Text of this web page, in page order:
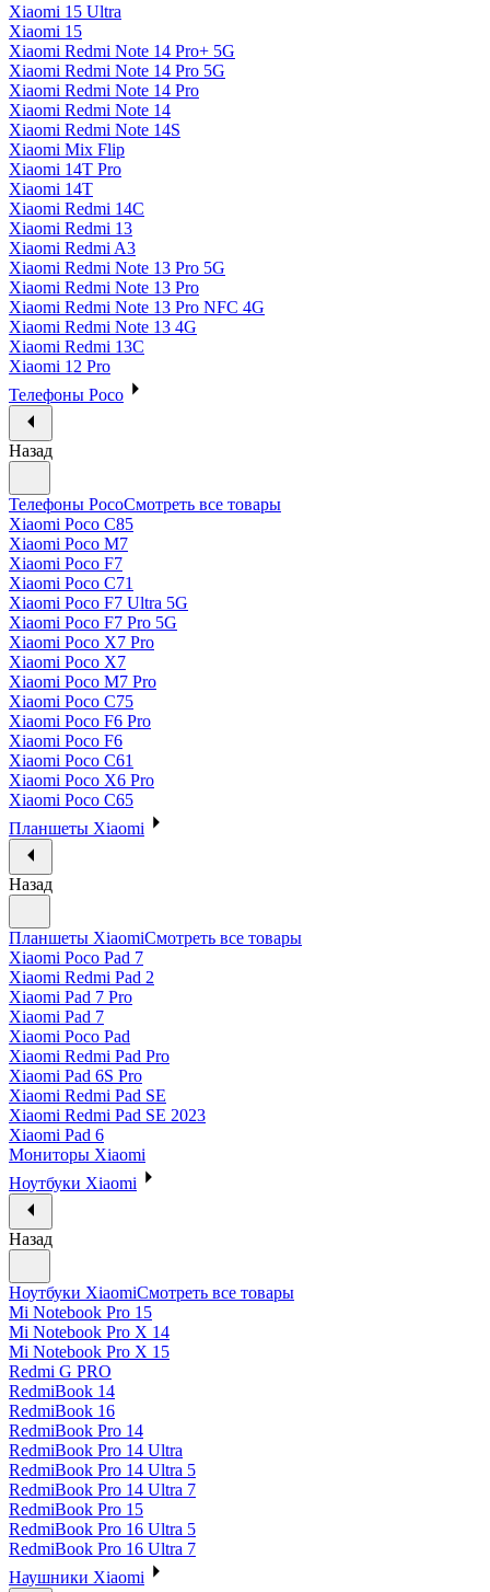
Xiaomi 15 Ultra
Xiaomi 15
Xiaomi Redmi Note 14 Pro+ 5G
Xiaomi Redmi Note 14 Pro 5G
Xiaomi Redmi Note 14 Pro
Xiaomi Redmi Note 14
Xiaomi Redmi Note 14S
Xiaomi Mix Flip
Xiaomi 14T Pro
Xiaomi 14T
Xiaomi Redmi 14C
Xiaomi Redmi 13
Xiaomi Redmi A3
Xiaomi Redmi Note 13 Pro 5G
Xiaomi Redmi Note 13 Pro
Xiaomi Redmi Note 13 Pro NFC 4G
Xiaomi Redmi Note 13 4G
Xiaomi Redmi 13C
Xiaomi 12 Pro
Телефоны Poco
Назад
Телефоны PocoСмотреть все товары
Xiaomi Poco C85
Xiaomi Poco M7
Xiaomi Poco F7
Xiaomi Poco C71
Xiaomi Poco F7 Ultra 5G
Xiaomi Poco F7 Pro 5G
Xiaomi Poco X7 Pro
Xiaomi Poco X7
Xiaomi Poco M7 Pro
Xiaomi Poco C75
Xiaomi Poco F6 Pro
Xiaomi Poco F6
Xiaomi Poco C61
Xiaomi Poco X6 Pro
Xiaomi Poco C65
Планшеты Xiaomi
Назад
Планшеты XiaomiСмотреть все товары
Xiaomi Poco Pad 7
Xiaomi Redmi Pad 2
Xiaomi Pad 7 Pro
Xiaomi Pad 7
Xiaomi Poco Pad
Xiaomi Redmi Pad Pro
Xiaomi Pad 6S Pro
Xiaomi Redmi Pad SE
Xiaomi Redmi Pad SE 2023
Xiaomi Pad 6
Мониторы Xiaomi
Ноутбуки Xiaomi
Назад
Ноутбуки XiaomiСмотреть все товары
Mi Notebook Pro 15
Mi Notebook Pro X 14
Mi Notebook Pro X 15
Redmi G PRO
RedmiBook 14
RedmiBook 16
RedmiBook Pro 14
RedmiBook Pro 14 Ultra
RedmiBook Pro 14 Ultra 5
RedmiBook Pro 14 Ultra 7
RedmiBook Pro 15
RedmiBook Pro 16 Ultra 5
RedmiBook Pro 16 Ultra 7
Наушники Xiaomi